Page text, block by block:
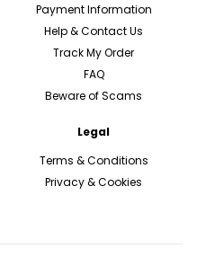
Payment Information
Help & Contact Us
Track My Order
FAQ
Beware of Scams
Legal
Terms & Conditions
Privacy & Cookies